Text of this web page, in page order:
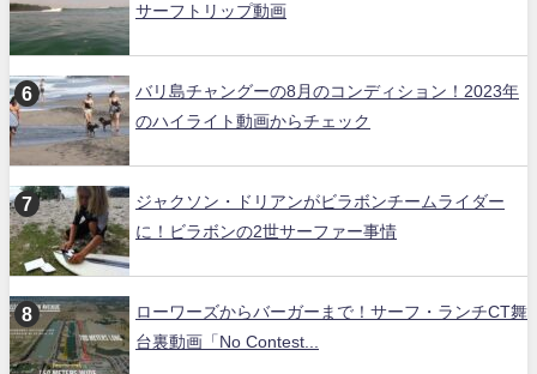
サーフトリップ動画
バリ島チャングーの8月のコンディション！2023年
のハイライト動画からチェック
ジャクソン・ドリアンがビラボンチームライダー
に！ビラボンの2世サーファー事情
ローワーズからバーガーまで！サーフ・ランチCT舞
台裏動画「No Contest...